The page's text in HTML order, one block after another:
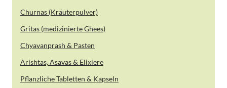
Churnas (Kräuterpulver)
Gritas (medizinierte Ghees)
Chyavanprash & Pasten
Arishtas, Asavas & Elixiere
Pflanzliche Tabletten & Kapseln